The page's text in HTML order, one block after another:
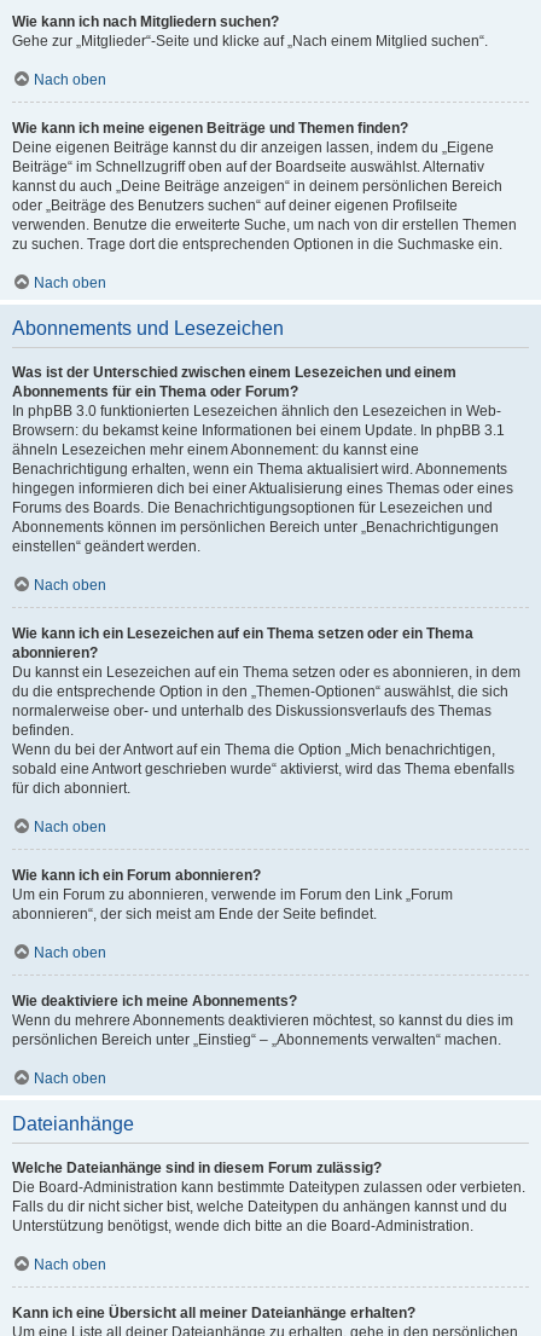
Wie kann ich nach Mitgliedern suchen?
Gehe zur „Mitglieder“-Seite und klicke auf „Nach einem Mitglied suchen“.
Nach oben
Wie kann ich meine eigenen Beiträge und Themen finden?
Deine eigenen Beiträge kannst du dir anzeigen lassen, indem du „Eigene
Beiträge“ im Schnellzugriff oben auf der Boardseite auswählst. Alternativ
kannst du auch „Deine Beiträge anzeigen“ in deinem persönlichen Bereich
oder „Beiträge des Benutzers suchen“ auf deiner eigenen Profilseite
verwenden. Benutze die erweiterte Suche, um nach von dir erstellen Themen
zu suchen. Trage dort die entsprechenden Optionen in die Suchmaske ein.
Nach oben
Abonnements und Lesezeichen
Was ist der Unterschied zwischen einem Lesezeichen und einem
Abonnements für ein Thema oder Forum?
In phpBB 3.0 funktionierten Lesezeichen ähnlich den Lesezeichen in Web-
Browsern: du bekamst keine Informationen bei einem Update. In phpBB 3.1
ähneln Lesezeichen mehr einem Abonnement: du kannst eine
Benachrichtigung erhalten, wenn ein Thema aktualisiert wird. Abonnements
hingegen informieren dich bei einer Aktualisierung eines Themas oder eines
Forums des Boards. Die Benachrichtigungsoptionen für Lesezeichen und
Abonnements können im persönlichen Bereich unter „Benachrichtigungen
einstellen“ geändert werden.
Nach oben
Wie kann ich ein Lesezeichen auf ein Thema setzen oder ein Thema
abonnieren?
Du kannst ein Lesezeichen auf ein Thema setzen oder es abonnieren, in dem
du die entsprechende Option in den „Themen-Optionen“ auswählst, die sich
normalerweise ober- und unterhalb des Diskussionsverlaufs des Themas
befinden.
Wenn du bei der Antwort auf ein Thema die Option „Mich benachrichtigen,
sobald eine Antwort geschrieben wurde“ aktivierst, wird das Thema ebenfalls
für dich abonniert.
Nach oben
Wie kann ich ein Forum abonnieren?
Um ein Forum zu abonnieren, verwende im Forum den Link „Forum
abonnieren“, der sich meist am Ende der Seite befindet.
Nach oben
Wie deaktiviere ich meine Abonnements?
Wenn du mehrere Abonnements deaktivieren möchtest, so kannst du dies im
persönlichen Bereich unter „Einstieg“ – „Abonnements verwalten“ machen.
Nach oben
Dateianhänge
Welche Dateianhänge sind in diesem Forum zulässig?
Die Board-Administration kann bestimmte Dateitypen zulassen oder verbieten.
Falls du dir nicht sicher bist, welche Dateitypen du anhängen kannst und du
Unterstützung benötigst, wende dich bitte an die Board-Administration.
Nach oben
Kann ich eine Übersicht all meiner Dateianhänge erhalten?
Um eine Liste all deiner Dateianhänge zu erhalten, gehe in den persönlichen